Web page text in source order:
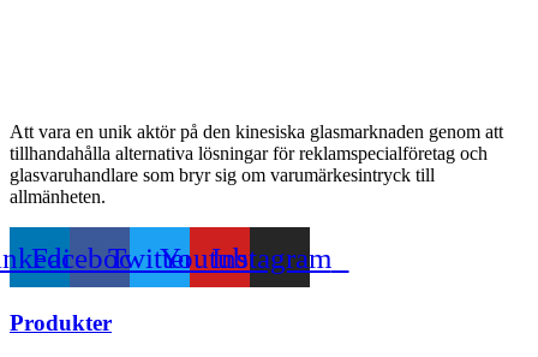
Att vara en unik aktör på den kinesiska glasmarknaden genom att
tillhandahålla alternativa lösningar för reklamspecialföretag och
glasvaruhandlare som bryr sig om varumärkesintryck till
allmänheten.
FacebookTwitterYoutubeInstagram
Produkter